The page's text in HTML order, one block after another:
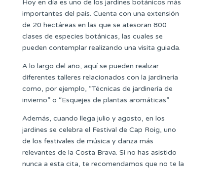
Hoy en día es uno de los jardines botánicos más
importantes del país. Cuenta con una extensión
de 20 hectáreas en las que se atesoran 800
clases de especies botánicas, las cuales se
pueden contemplar realizando una visita guiada.
A lo largo del año, aquí se pueden realizar
diferentes talleres relacionados con la jardinería
como, por ejemplo, “Técnicas de jardinería de
invierno” o “Esquejes de plantas aromáticas”.
Además, cuando llega julio y agosto, en los
jardines se celebra el Festival de Cap Roig, uno
de los festivales de música y danza más
relevantes de la Costa Brava. Si no has asistido
nunca a esta cita, te recomendamos que no te la